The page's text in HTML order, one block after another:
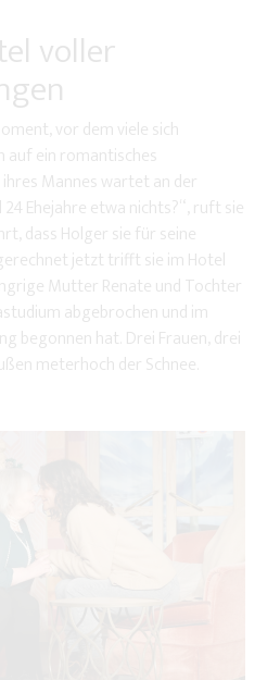
voller
vor dem viele sich
ein romantisches
Mannes wartet an der
24 Ehejahre etwa nichts?“, ruft sie
dass Holger sie für seine
jetzt trifft sie im Hotel
Mutter Renate und Tochter
abgebrochen und im
begonnen hat. Drei Frauen, drei
meterhoch der Schnee.